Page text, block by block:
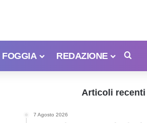
FOGGIA REDAZIONE
Articoli recenti
7 Agosto 2026